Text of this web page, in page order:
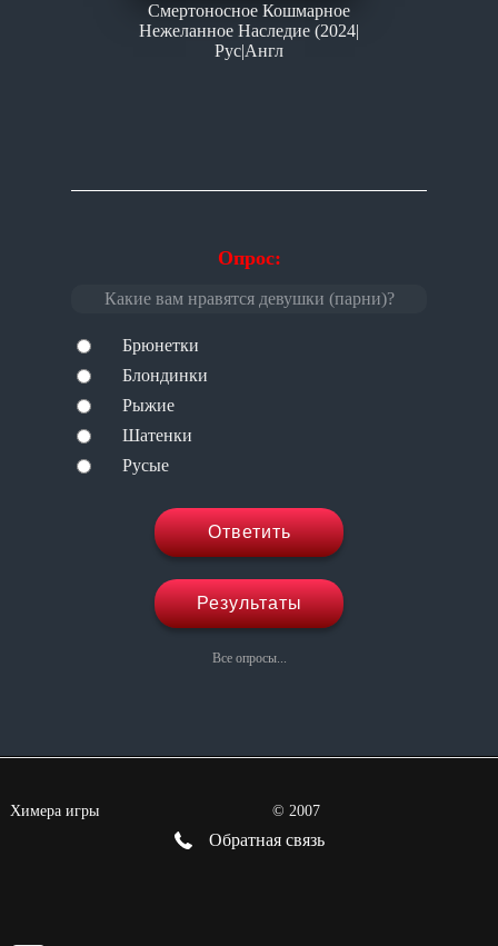
Опрос:
Какие вам нравятся девушки (парни)?
Брюнетки
Блондинки
Рыжие
Шатенки
Русые
Ответить
Результаты
Все опросы...
Смертоносное Кошмарное
Нежеланное Наследие (2024|
Рус|Англ
Химера игры © 2007
Обратная связь